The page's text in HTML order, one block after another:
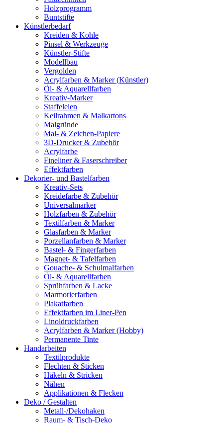
Holzprogramm
Buntstifte
Künstlerbedarf
Kreiden & Kohle
Pinsel & Werkzeuge
Künstler-Stifte
Modellbau
Vergolden
Acrylfarben & Marker (Künstler)
Öl- & Aquarellfarben
Kreativ-Marker
Staffeleien
Keilrahmen & Malkartons
Malgründe
Mal- & Zeichen-Papiere
3D-Drucker & Zubehör
Acrylfarbe
Fineliner & Faserschreiber
Effektfarben
Dekorier- und Bastelfarben
Kreativ-Sets
Kreidefarbe & Zubehör
Universalmarker
Holzfarben & Zubehör
Textilfarben & Marker
Glasfarben & Marker
Porzellanfarben & Marker
Bastel- & Fingerfarben
Magnet- & Tafelfarben
Gouache- & Schulmalfarben
Öl- & Aquarellfarben
Sprühfarben & Lacke
Marmorierfarben
Plakatfarben
Effektfarben im Liner-Pen
Linoldruckfarben
Acrylfarben & Marker (Hobby)
Permanente Tinte
Handarbeiten
Textilprodukte
Flechten & Sticken
Häkeln & Stricken
Nähen
Applikationen & Flecken
Deko / Gestalten
Metall-/Dekohaken
Raum- & Tisch-Deko